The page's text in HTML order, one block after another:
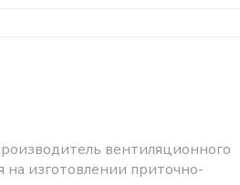
вентиляционного
изготовлении приточно-